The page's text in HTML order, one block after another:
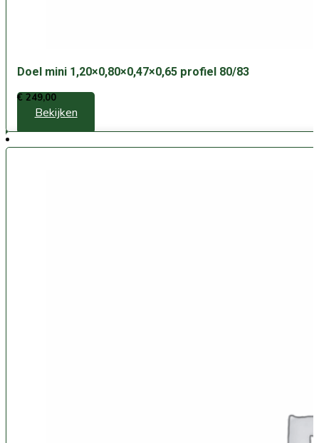
Doel mini 1,20×0,80×0,47×0,65 profiel 80/83
€ 249,00
Bekijken